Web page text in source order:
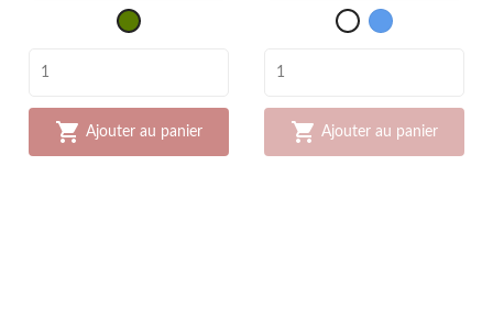
kaki
 Ajouter au panier
Blanc
Bleu
 Ajouter au panier